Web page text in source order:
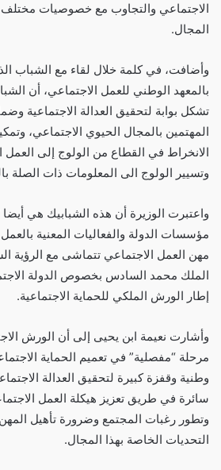
الاجتماعي والتجاوب مع خصوصيات
المجال.
وأضافت، في كلمة خلال لقاء مع الشباب
بالمعهد الوطني للعمل الاجتماعي، أن
تشكل بوابة لتحقيق العدالة الاجتماعية
المهتمين بالمجال الحيوي الاجتماعي،
الانخراط في القطاع من الولوج إلى العمل
وتسيير الولوج الى المعلومات ذات الصلة
واعتبرت الوزيرة أن هذه الشبابيك هي
مؤسسات الدولة والفعاليات المعنية
مهن العمل الاجتماعي تتماشى مع الرؤية
الملك محمد السادس بخصوص الدولة
إطار الورش الملكي للحماية الاجتماعية.
وأشارت نعيمة ابن يحيى إلى أن الورش
مرحلة “مفصلية” في تعميم الحماية
وطنية وقفزة كبيرة لتحقيق العدالة
سائرة في طريق تعزيز هيكلة العمل
وتطور رغبات المجتمع وضرورة تأهيل
التحديات الخاصة بهذا المجال.